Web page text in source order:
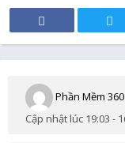
Phần Mềm 360
Cập nhật lúc 19:03 -